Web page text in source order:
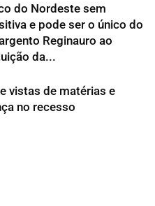
do Nordeste sem
e pode ser o único do
Reginauro ao
da...
vistas de matérias e
no recesso